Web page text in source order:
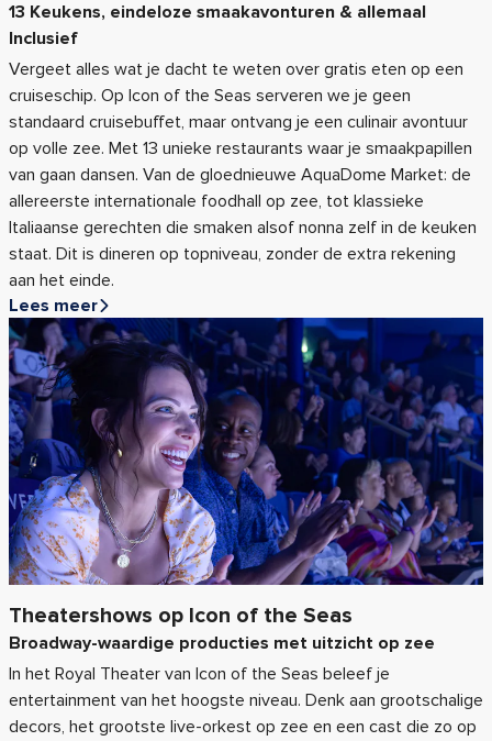
13 Keukens, eindeloze smaakavonturen & allemaal
Inclusief
Vergeet alles wat je dacht te weten over gratis eten op een
cruiseschip. Op Icon of the Seas serveren we je geen
standaard cruisebuffet, maar ontvang je een culinair avontuur
op volle zee. Met 13 unieke restaurants waar je smaakpapillen
van gaan dansen. Van de gloednieuwe AquaDome Market: de
allereerste internationale foodhall op zee, tot klassieke
Italiaanse gerechten die smaken alsof nonna zelf in de keuken
staat. Dit is dineren op topniveau, zonder de extra rekening
aan het einde.
Lees meer
Theatershows op Icon of the Seas
Broadway-waardige producties met uitzicht op zee
In het Royal Theater van Icon of the Seas beleef je
entertainment van het hoogste niveau. Denk aan grootschalige
decors, het grootste live-orkest op zee en een cast die zo op